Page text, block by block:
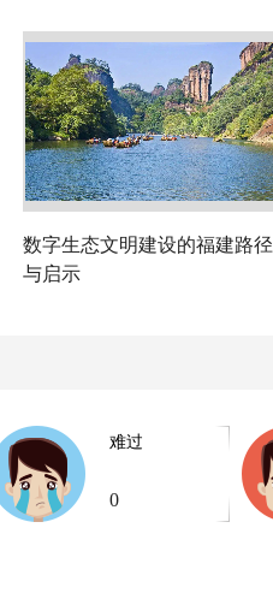
数字生态文明建设的福建路径
与启示
难过
0